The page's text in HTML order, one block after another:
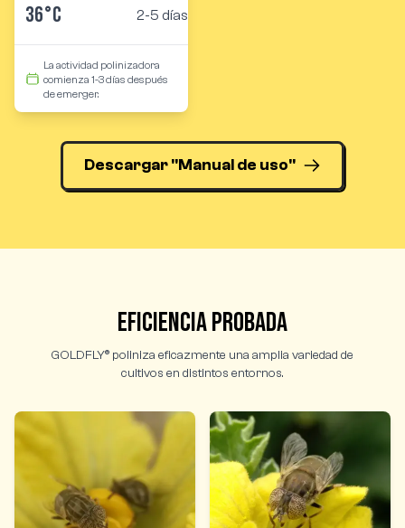
36°C 2-5 días
La actividad polinizadora
comienza 1-3 días después
de emerger.
Descargar "Manual de uso"
Eficiencia probada
GOLDFLY® poliniza eficazmente una amplia variedad de
cultivos en distintos entornos.